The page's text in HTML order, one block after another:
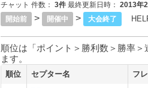
チャット 件数： 3件 最終更新日時： 2013年
開始前
> 開催中 > 大会終了
順位は「ポイント＞勝利数＞勝率
ます。
順位 セプター名 フ